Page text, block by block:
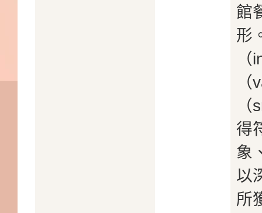
館
形
得
象
以
所